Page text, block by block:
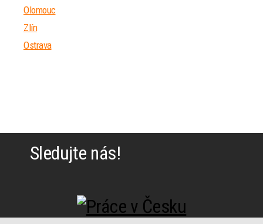
Olomouc
Zlín
Ostrava
Sledujte nás!